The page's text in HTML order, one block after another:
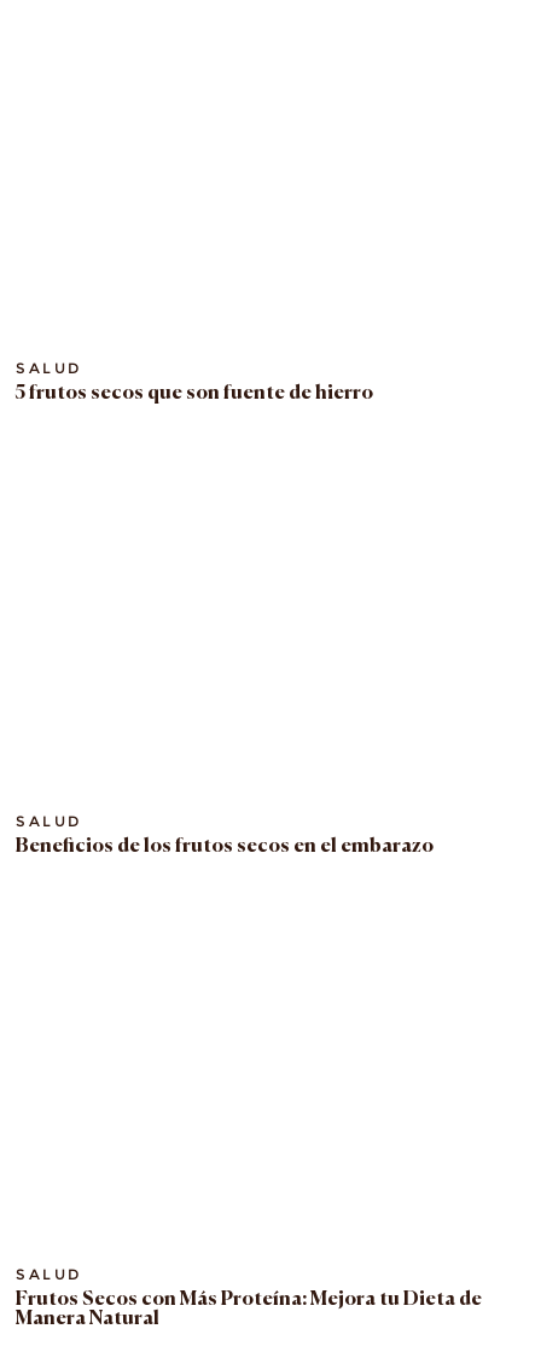
SALUD
5 frutos secos que son fuente de hierro
SALUD
Beneficios de los frutos secos en el embarazo
SALUD
Frutos Secos con Más Proteína: Mejora tu Dieta de
Manera Natural